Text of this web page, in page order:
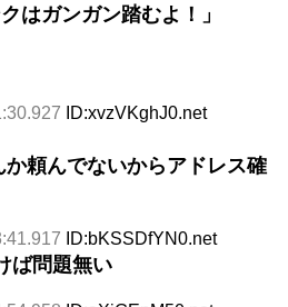
はガンガン踏むよ！」
ID:xvzVKghJ0.net
頼んでないからアドレス確
ID:bKSSDfYN0.net
ば問題無い